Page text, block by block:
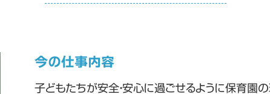
今の仕事内容
子どもたちが安全・安心に過ごせるように保育園